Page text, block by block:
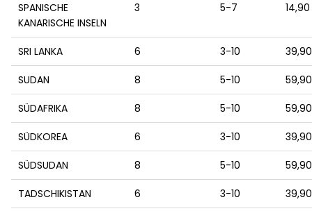
SPANISCHE
KANARISCHE INSELN
3 5-7
SRI LANKA 6 3-10
SUDAN 8 5-10
SÜDAFRIKA 8 5-10
SÜDKOREA 6 3-10
SÜDSUDAN 8 5-10
TADSCHIKISTAN 6 3-10